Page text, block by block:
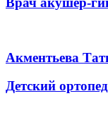
Акментьева
Детский